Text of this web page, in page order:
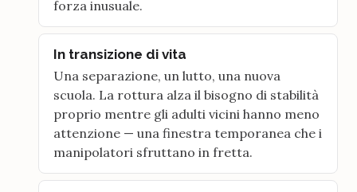
forza inusuale.
In transizione di vita
Una separazione, un lutto, una nuova
scuola. La rottura alza il bisogno di stabilità
proprio mentre gli adulti vicini hanno meno
attenzione — una finestra temporanea che i
manipolatori sfruttano in fretta.